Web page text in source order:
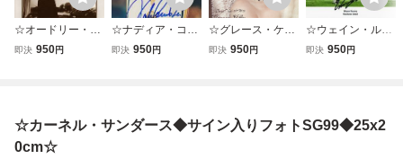
☆オードリー・ヘ
ップバーン◆サイ
即決 950円
☆ナディア・コマ
ネチ◆サイン入り
即決 950円
☆グレース・ケリ
ー◆サイン入りフ
即決 950円
☆ウェイン・ルー
ニー◆サイン入り
即決 950円
☆カーネル・サンダース◆サイン入りフォトSG99◆25x2
0cm☆